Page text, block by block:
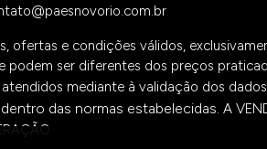
ofertas e condições válidos,
podem ser diferentes dos preços
atendidos mediante à validação dos
das normas estabelecidas. A